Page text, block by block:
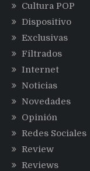
Cultura POP
Dispositivo
Exclusivas
Filtrados
Internet
Noticias
Novedades
Opinión
Redes Sociales
Review
Reviews